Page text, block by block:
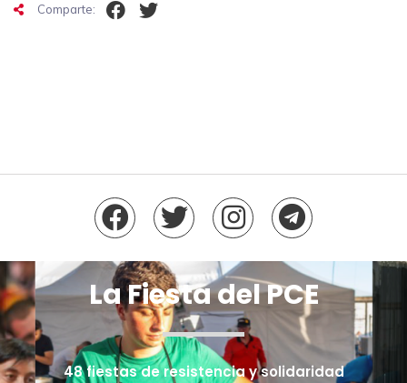
Comparte:
La Fiesta del PCE
48 fiestas de resistencia y solidaridad